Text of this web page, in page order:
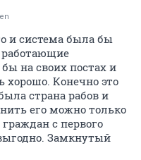
и система была бы
работающие
на своих постах и
Конечно это
страна рабов и
его можно только
с первого
Замкнутый